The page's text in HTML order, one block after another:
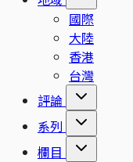
國際
大陸
香港
台灣
評論
系列
欄目